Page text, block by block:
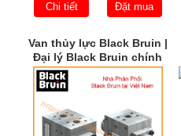
Chi tiết Đặt mua
Van thủy lực Black Bruin |
Đại lý Black Bruin chính
hãng | Black Bruin Việt
Nam